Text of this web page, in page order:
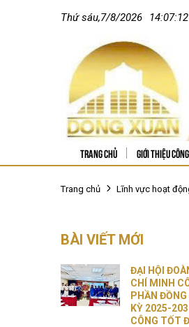
Thứ sáu,7/8/2026 14:07:13
Trang chủ Giới thiệu
Trang chủ Lĩnh vực hoạt
BÀI VIẾT MỚI
ĐẠI HỘI
CHÍ MINH
PHẦN
KỲ 2025-
CÔNG TỐT